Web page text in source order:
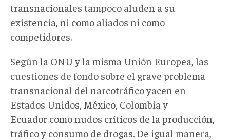
transnacionales tampoco aluden a su
existencia, ni como aliados ni como
competidores.
Según la ONU y la misma Unión Europea, las
cuestiones de fondo sobre el grave problema
transnacional del narcotráfico yacen en
Estados Unidos, México, Colombia y
Ecuador como nudos críticos de la producción,
tráfico y consumo de drogas. De igual manera,